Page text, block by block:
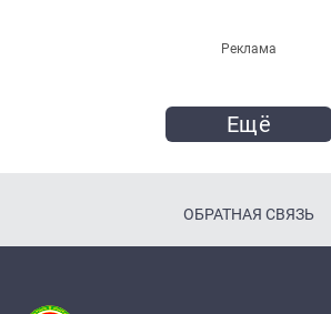
Реклама
Ещё
ОБРАТНАЯ СВЯЗЬ